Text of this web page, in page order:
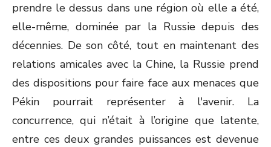
prendre le dessus dans une région où elle a été,
elle-même, dominée par la Russie depuis des
décennies. De son côté, tout en maintenant des
relations amicales avec la Chine, la Russie prend
des dispositions pour faire face aux menaces que
Pékin pourrait représenter à l'avenir. La
concurrence, qui n’était à l’origine que latente,
entre ces deux grandes puissances est devenue